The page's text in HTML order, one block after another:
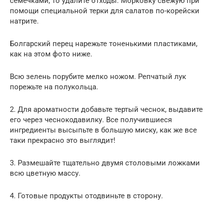
помощи специальной терки для салатов по-корейски
натрите.
Болгарский перец нарежьте тоненькими пластиками,
как на этом фото ниже.
Всю зелень порубите мелко ножом. Репчатый лук
порежьте на полукольца.
2. Для ароматности добавьте тертый чеснок, выдавите
его через чеснокодавилку. Все получившиеся
ингредиенты высыпьте в большую миску, как же все
таки прекрасно это выглядит!
3. Размешайте тщательно двумя столовыми ложками
всю цветную массу.
4. Готовые продукты отодвиньте в сторону.